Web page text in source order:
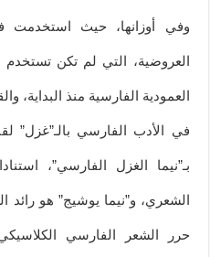
وفي أوزانها، حيث استخدمت
العروضية، التي لم تكن
العمودية الفارسية منذ البداية،
في الأدب الفارسي بالـ”غزل”
بـ”نيما الغزل الفارسي”،
الشعري، و”نيما يوشيج” هو
حرر الشعر الفارسي